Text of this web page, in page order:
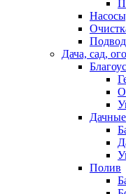
Дача, сад,
Полив